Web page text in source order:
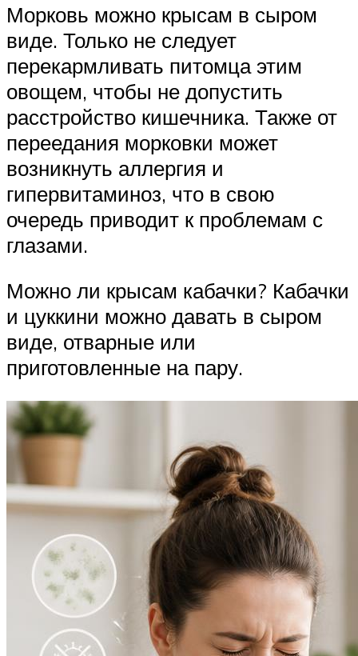
Морковь можно крысам в сыром
виде. Только не следует
перекармливать питомца этим
овощем, чтобы не допустить
расстройство кишечника. Также от
переедания морковки может
возникнуть аллергия и
гипервитаминоз, что в свою
очередь приводит к проблемам с
глазами.
Можно ли крысам кабачки? Кабачки
и цуккини можно давать в сыром
виде, отварные или
приготовленные на пару.